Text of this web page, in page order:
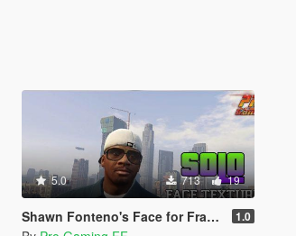
5.0 713 19
Shawn Fonteno's Face for Franklin 1.0